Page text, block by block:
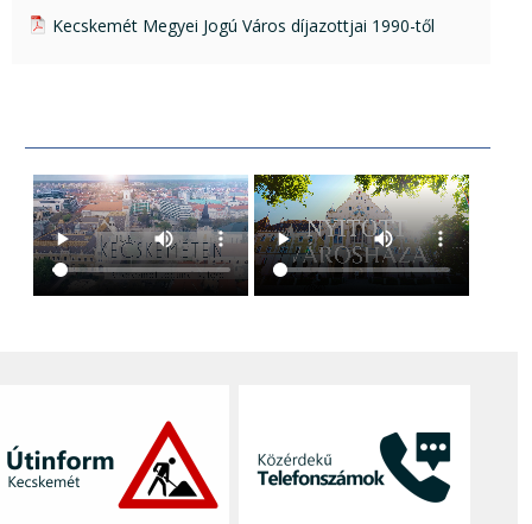
pdf csatolmány:
Kecskemét Megyei Jogú Város díjazottjai 1990-től